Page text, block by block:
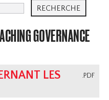
GOVERNANCE
.PDF
LES